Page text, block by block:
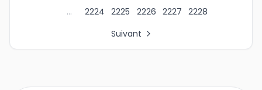
...
2224 2225 2226 2227 2228
Suivant